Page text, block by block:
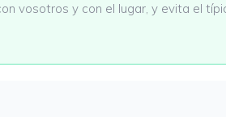
vosotros y con el lugar, y evita el